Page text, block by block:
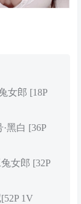
女郎 [18P
黑白 [36P
女郎 [32P
1V